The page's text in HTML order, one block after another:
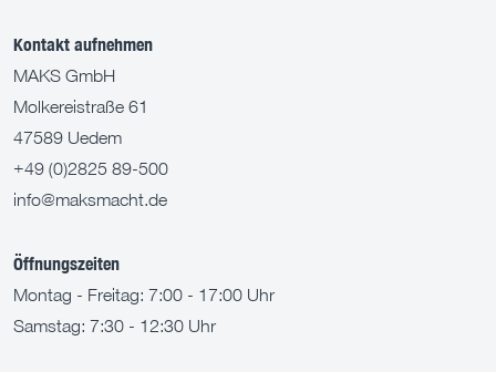
Kontakt aufnehmen
MAKS GmbH
Molkereistraße 61
47589 Uedem
+49 (0)2825 89-500
info@maksmacht.de
Öffnungszeiten
Montag - Freitag: 7:00 - 17:00 Uhr
Samstag: 7:30 - 12:30 Uhr